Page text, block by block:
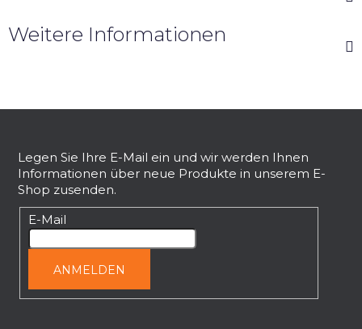
Weitere Informationen
Legen Sie Ihre E-Mail ein und wir werden Ihnen
Informationen über neue Produkte in unserem E-
Shop zusenden.
E-Mail
ANMELDEN